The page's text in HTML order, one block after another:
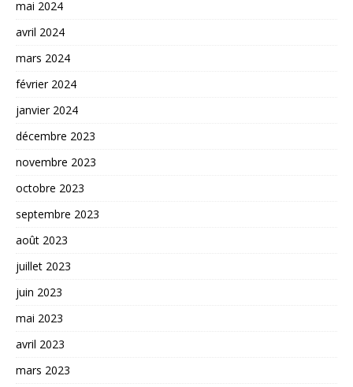
mai 2024
avril 2024
mars 2024
février 2024
janvier 2024
décembre 2023
novembre 2023
octobre 2023
septembre 2023
août 2023
juillet 2023
juin 2023
mai 2023
avril 2023
mars 2023